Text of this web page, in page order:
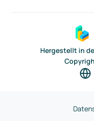
Hergestellt in